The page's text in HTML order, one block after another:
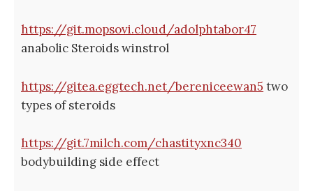
https://git.mopsovi.cloud/adolphtabor47
anabolic Steroids winstrol
https://gitea.eggtech.net/bereniceewan5 two
types of steroids
https://git.7milch.com/chastityxnc340
bodybuilding side effect